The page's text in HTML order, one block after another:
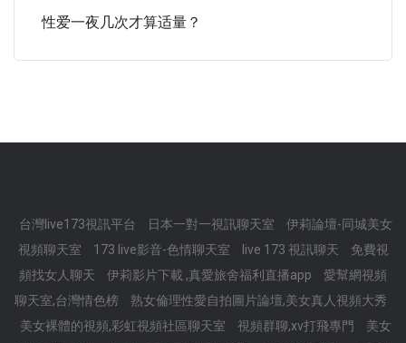
性爱一夜几次才算适量？
台灣live173視訊平台 日本一對一視訊聊天室
伊莉論壇-同城美女
視頻聊天室
173 live影音-色情聊天室 live 173 視訊聊天
免費視
頻找女人聊天
伊莉影片下載 ,真愛旅舍福利直播app
愛幫網視頻
聊天室,台灣情色榜
熟女倫理性愛自拍圖片論壇,美女真人視頻大秀
美女裸體的視頻,彩虹視頻社區聊天室
視頻群聊,xv打飛專門
美女